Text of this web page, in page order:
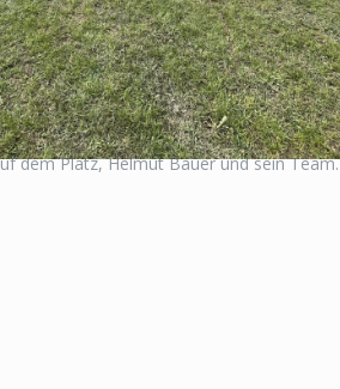
dem Platz, Helmut Bauer und sein Team.